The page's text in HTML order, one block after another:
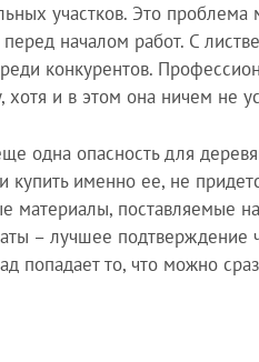
участков. Это
началом работ. С
конкурентов.
и в этом она ничем не
одна опасность для
именно ее, не
материалы, поставляемые
– лучшее подтверждение
попадает то, что можно